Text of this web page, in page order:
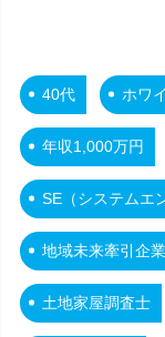
40代 ホワ
年収1,000万円
SE（システムエ
地域未来牽引企業
土地家屋調査士